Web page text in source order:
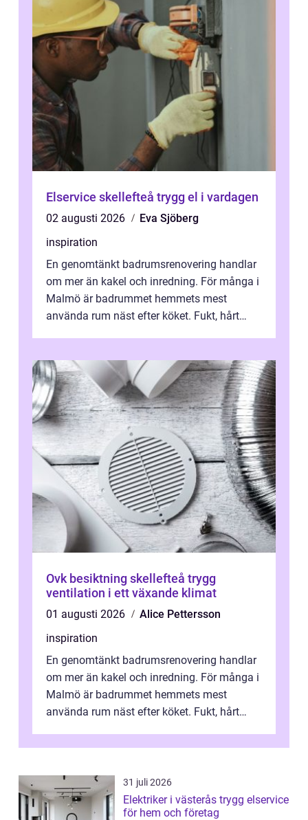
Elservice skellefteå trygg el i vardagen
02 augusti 2026
Eva Sjöberg
inspiration
En genomtänkt badrumsrenovering handlar
om mer än kakel och inredning. För många i
Malmö är badrummet hemmets mest
använda rum näst efter köket. Fukt, hårt
Ovk besiktning skellefteå trygg
ventilation i ett växande klimat
01 augusti 2026
Alice Pettersson
inspiration
En genomtänkt badrumsrenovering handlar
om mer än kakel och inredning. För många i
Malmö är badrummet hemmets mest
använda rum näst efter köket. Fukt, hårt
...
31 juli 2026
Elektriker i västerås trygg elservice
för hem och företag